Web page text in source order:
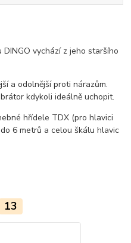
vychází z jeho staršího
a odolnější proti nárazům.
kdykoli ideálně uchopit.
hřídele TDX (pro hlavici
6 metrů a celou škálu hlavic
13